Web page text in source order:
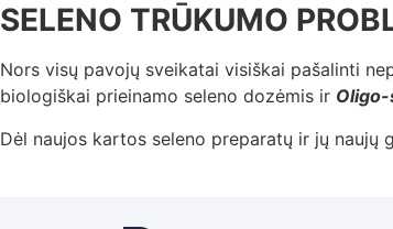
SELENO TRŪKUMO
Nors visų pavojų sveikatai visiškai pašalinti
biologiškai prieinamo seleno dozėmis ir
Dėl naujos kartos seleno preparatų ir jų